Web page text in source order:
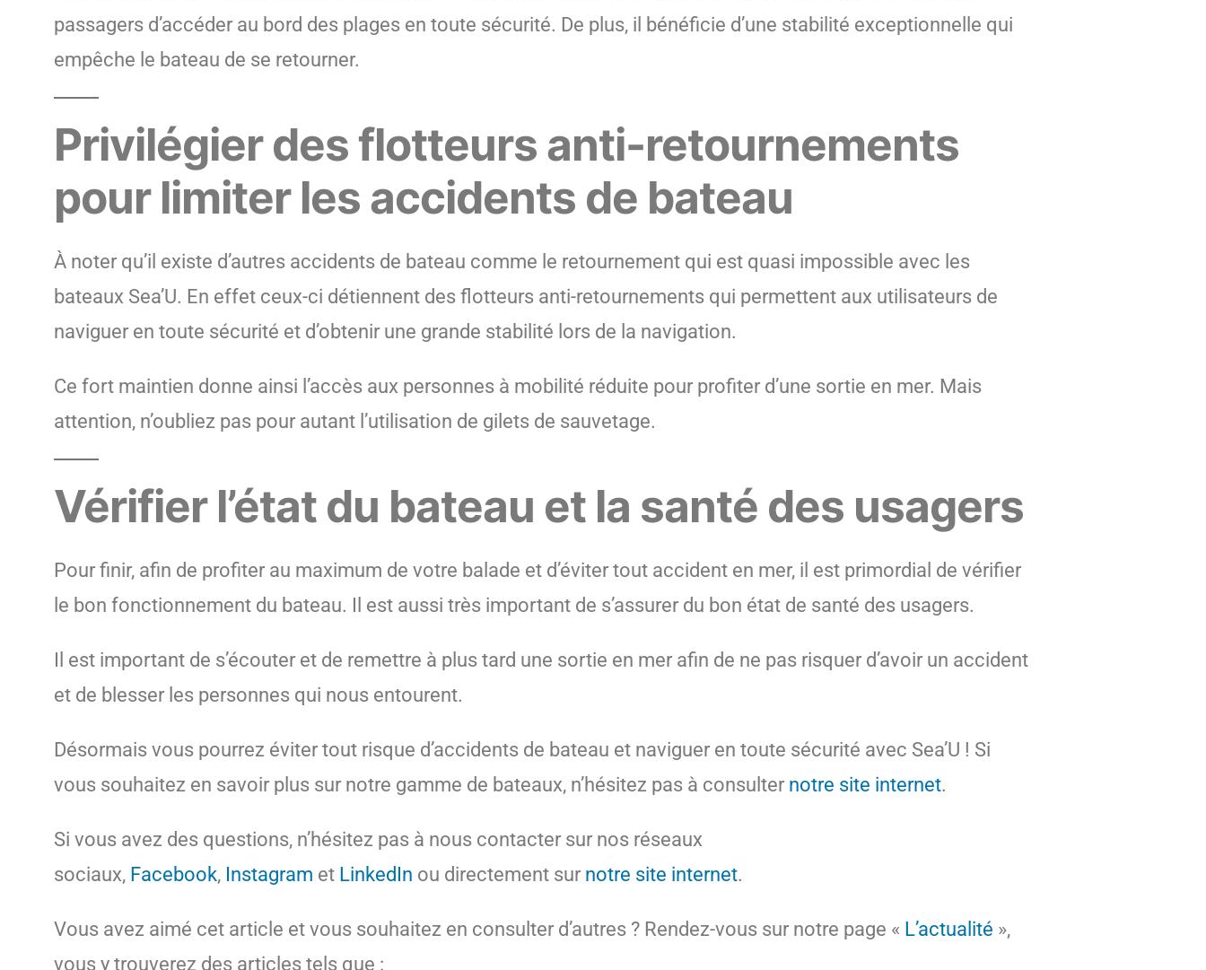
passagers d’accéder au bord des plages en toute sécurité. De plus, il bénéficie d’une stabilité exceptionnelle qui
empêche le bateau de se retourner.
Privilégier des flotteurs anti-retournements
pour limiter les accidents de bateau
À noter qu’il existe d’autres accidents de bateau comme le retournement qui est quasi impossible avec les
bateaux Sea’U. En effet ceux-ci détiennent des flotteurs anti-retournements qui permettent aux utilisateurs de
naviguer en toute sécurité et d’obtenir une grande stabilité lors de la navigation.
Ce fort maintien donne ainsi l’accès aux personnes à mobilité réduite pour profiter d’une sortie en mer. Mais
attention, n’oubliez pas pour autant l’utilisation de gilets de sauvetage.
Vérifier l’état du bateau et la santé des usagers
Pour finir, afin de profiter au maximum de votre balade et d’éviter tout accident en mer, il est primordial de vérifier
le bon fonctionnement du bateau. Il est aussi très important de s’assurer du bon état de santé des usagers.
Il est important de s’écouter et de remettre à plus tard une sortie en mer afin de ne pas risquer d’avoir un accident
et de blesser les personnes qui nous entourent.
Désormais vous pourrez éviter tout risque d’accidents de bateau et naviguer en toute sécurité avec Sea’U ! Si
vous souhaitez en savoir plus sur notre gamme de bateaux, n’hésitez pas à consulter notre site internet.
Si vous avez des questions, n’hésitez pas à nous contacter sur nos réseaux
sociaux, Facebook, Instagram et LinkedIn ou directement sur notre site internet.
Vous avez aimé cet article et vous souhaitez en consulter d’autres ? Rendez-vous sur notre page « L’actualité »,
vous y trouverez des articles tels que :